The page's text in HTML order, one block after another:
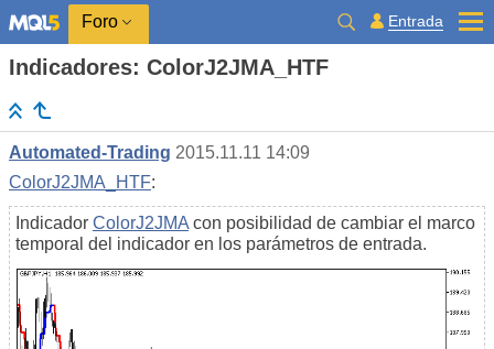
Foro Entrada
Indicadores: ColorJ2JMA_HTF
Automated-Trading 2015.11.11 14:09
ColorJ2JMA_HTF:
Indicador ColorJ2JMA con posibilidad de cambiar el marco
temporal del indicador en los parámetros de entrada.